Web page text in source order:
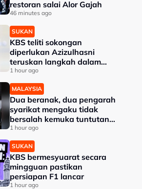
restoran salai Alor Gajah
46 minutes ago
SUKAN
KBS teliti sokongan
diperlukan Azizulhasni
teruskan langkah dalam
karier
1 hour ago
MALAYSIA
Dua beranak, dua pengarah
syarikat mengaku tidak
bersalah kemuka tuntutan
palsu Perkeso
1 hour ago
SUKAN
KBS bermesyuarat secara
mingguan pastikan
persiapan F1 lancar
1 hour ago